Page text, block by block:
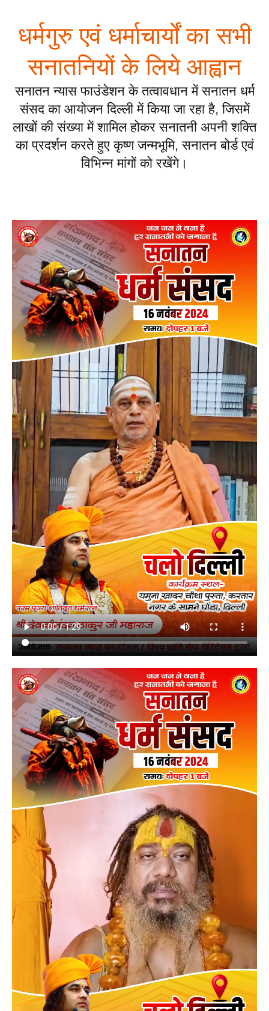
धर्मगुरु एवं धर्माचार्यों का सभी
सनातनियों के लिये आह्वान
सनातन न्यास फाउंडेशन के तत्वावधान में सनातन धर्म
संसद का आयोजन दिल्ली में किया जा रहा है, जिसमें
लाखों की संख्या में शामिल होकर सनातनी अपनी शक्ति
का प्रदर्शन करते हुए कृष्ण जन्मभूमि, सनातन बोर्ड एवं
विभिन्न मांगों को रखेंगे।